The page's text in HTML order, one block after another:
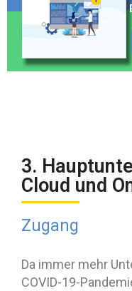
3.
Cloud und
Zugang
Da immer mehr
COVID-19-